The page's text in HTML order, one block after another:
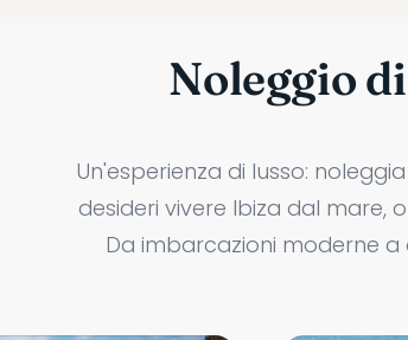
Noleggio
Un'esperienza di lusso:
desideri vivere Ibiza dal mare,
Da imbarcazioni moderne